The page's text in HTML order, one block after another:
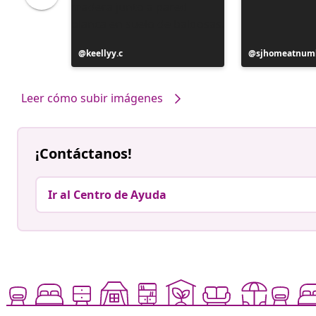
Publicación
realizada
keellyy.c
Publicación
realizada
Leer cómo subir imágenes
¡Contáctanos!
Ir al Centro de Ayuda